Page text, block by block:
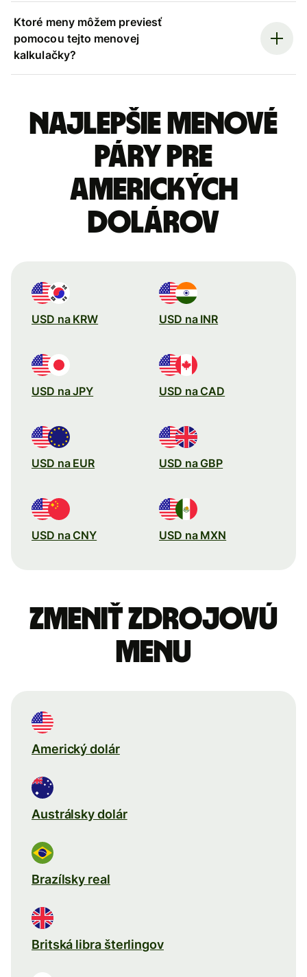
Ktoré meny môžem previesť
pomocou tejto menovej
kalkulačky?
Najlepšie menové
páry pre
Amerických
dolárov
USD na KRW USD na INR
USD na JPY USD na CAD
USD na EUR USD na GBP
USD na CNY USD na MXN
Zmeniť zdrojovú
menu
Americký dolár
Austrálsky dolár
Brazílsky real
Britská libra šterlingov